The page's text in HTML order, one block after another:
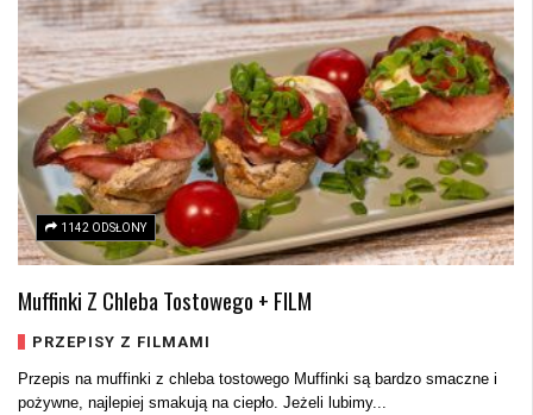
1142 ODSŁONY
Muffinki Z Chleba Tostowego + FILM
PRZEPISY Z FILMAMI
Przepis na muffinki z chleba tostowego Muffinki są bardzo smaczne i
pożywne, najlepiej smakują na ciepło. Jeżeli lubimy...